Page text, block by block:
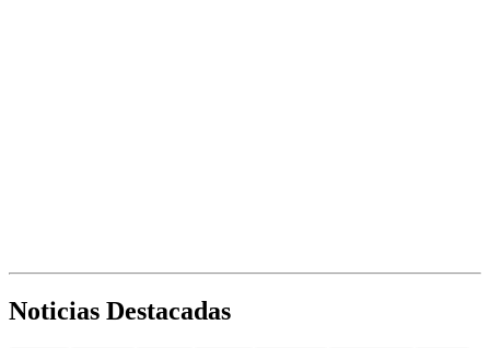
Noticias Destacadas